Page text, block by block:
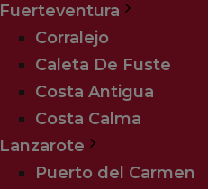
Fuerteventura
Corralejo
Caleta De Fuste
Costa Antigua
Costa Calma
Lanzarote
Puerto del Carmen